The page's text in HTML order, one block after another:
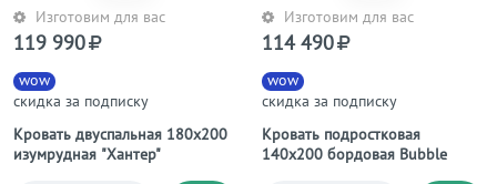
Изготовим для вас
Кровать двуспальная 180х200
изумрудная "Хантер"
wow
скидка за подписку
119 990
Изготовим для вас
Кровать подростковая
140х200 бордовая Bubble
wow
скидка за подписку
114 490